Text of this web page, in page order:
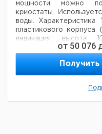
мощности можно
криостаты.
воды.
Характеристика
пластикового корпуса
индикация: высота
регулировки: от 10 л/ч
Гц, 16 АРазрывная
максимальной
электромагнитного
от 50 076